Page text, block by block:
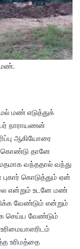
மண்.
மண் எடுத்துக்
நாராயணன்
ஆகியோரை
கொண்டு தானே
வந்ததால் வந்து
கொடுத்தும் ஏன்
என்றும் உடனே மண்
வேண்டும் என்றும்
செய்ய வேண்டும்
உரிமத்தை